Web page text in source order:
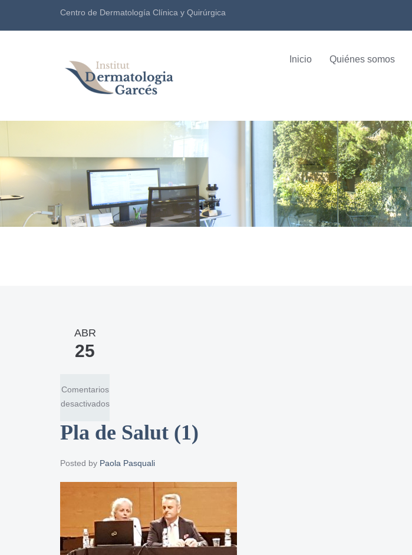
Centro de Dermatología Clínica y Quirúrgica
Inicio Quiénes somos
ABR
25
Comentarios
desactivadosen
de
(1)
Pla de Salut (1)
Posted by Paola Pasquali